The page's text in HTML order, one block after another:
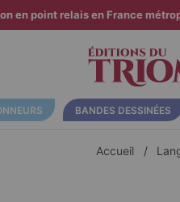
en point relais en France
BANDES DESSINÉES
Accueil